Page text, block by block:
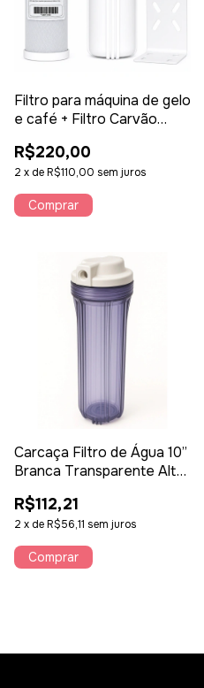
Filtro para máquina de gelo
e café + Filtro Carvão
Suporte
R$220,00
2 x deR$110,00 sem juros
Carcaça Filtro de Água 10”
Branca Transparente Alta
Padrão 9.¾ e 10"
R$112,21
2 x deR$56,11 sem juros
Comprar